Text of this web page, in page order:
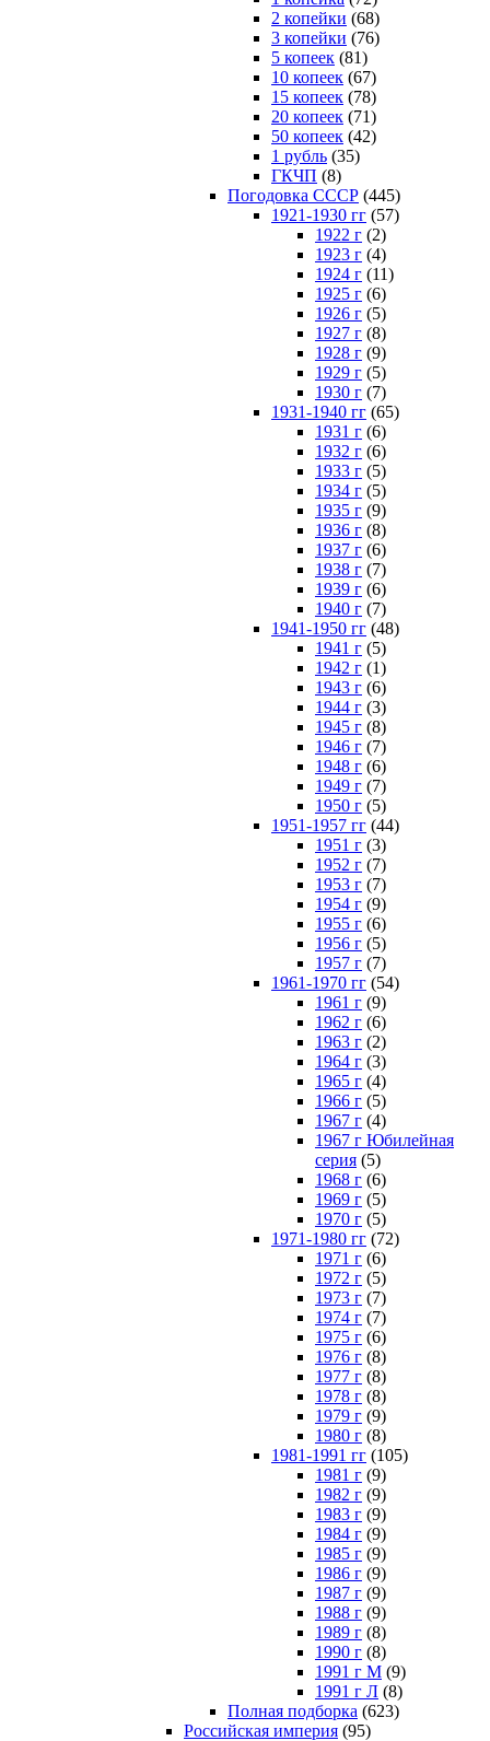
2 копейки (68)
3 копейки (76)
5 копеек (81)
10 копеек (67)
15 копеек (78)
20 копеек (71)
50 копеек (42)
1 рубль (35)
ГКЧП (8)
Погодовка СССР (445)
1921-1930 гг (57)
1922 г (2)
1923 г (4)
1924 г (11)
1925 г (6)
1926 г (5)
1927 г (8)
1928 г (9)
1929 г (5)
1930 г (7)
1931-1940 гг (65)
1931 г (6)
1932 г (6)
1933 г (5)
1934 г (5)
1935 г (9)
1936 г (8)
1937 г (6)
1938 г (7)
1939 г (6)
1940 г (7)
1941-1950 гг (48)
1941 г (5)
1942 г (1)
1943 г (6)
1944 г (3)
1945 г (8)
1946 г (7)
1948 г (6)
1949 г (7)
1950 г (5)
1951-1957 гг (44)
1951 г (3)
1952 г (7)
1953 г (7)
1954 г (9)
1955 г (6)
1956 г (5)
1957 г (7)
1961-1970 гг (54)
1961 г (9)
1962 г (6)
1963 г (2)
1964 г (3)
1965 г (4)
1966 г (5)
1967 г (4)
1967 г Юбилейная
серия (5)
1968 г (6)
1969 г (5)
1970 г (5)
1971-1980 гг (72)
1971 г (6)
1972 г (5)
1973 г (7)
1974 г (7)
1975 г (6)
1976 г (8)
1977 г (8)
1978 г (8)
1979 г (9)
1980 г (8)
1981-1991 гг (105)
1981 г (9)
1982 г (9)
1983 г (9)
1984 г (9)
1985 г (9)
1986 г (9)
1987 г (9)
1988 г (9)
1989 г (8)
1990 г (8)
1991 г М (9)
1991 г Л (8)
Полная подборка (623)
Российская империя (95)